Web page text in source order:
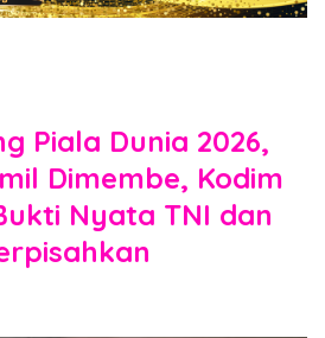
Piala Dunia 2026,
Dimembe, Kodim
Nyata TNI dan